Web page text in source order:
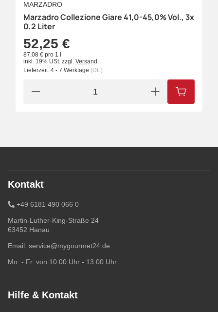
MARZADRO
Marzadro Collezione Giare 41,0-45,0% Vol., 3x
0,2 Liter
52,25 €
87,08 € pro 1 l
inkl. 19% USt. zzgl. Versand
Lieferzeit: 4 - 7 Werktage (DE)
IN DEN
Kontakt
+49 6181 490 066 0
Martin-Luther-King-Straße 24
63452 Hanau
Email: service@mygourmet24.de
Mo. - Fr. von 10:00 Uhr - 13:00 Uhr
Hilfe & Kontakt